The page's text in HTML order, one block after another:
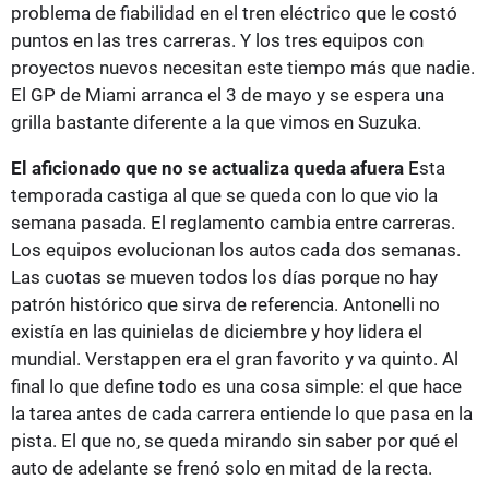
problema de fiabilidad en el tren eléctrico que le costó
puntos en las tres carreras. Y los tres equipos con
proyectos nuevos necesitan este tiempo más que nadie.
El GP de Miami arranca el 3 de mayo y se espera una
grilla bastante diferente a la que vimos en Suzuka.
El aficionado que no se actualiza queda afuera Esta
temporada castiga al que se queda con lo que vio la
semana pasada. El reglamento cambia entre carreras.
Los equipos evolucionan los autos cada dos semanas.
Las cuotas se mueven todos los días porque no hay
patrón histórico que sirva de referencia. Antonelli no
existía en las quinielas de diciembre y hoy lidera el
mundial. Verstappen era el gran favorito y va quinto. Al
final lo que define todo es una cosa simple: el que hace
la tarea antes de cada carrera entiende lo que pasa en la
pista. El que no, se queda mirando sin saber por qué el
auto de adelante se frenó solo en mitad de la recta.